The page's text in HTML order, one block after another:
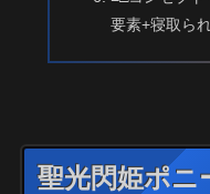
要素+寝取ら
聖光閃姫ポ